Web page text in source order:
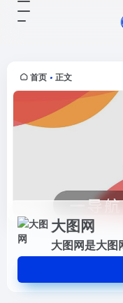
首页 • 正文
大图网
大图网是大图